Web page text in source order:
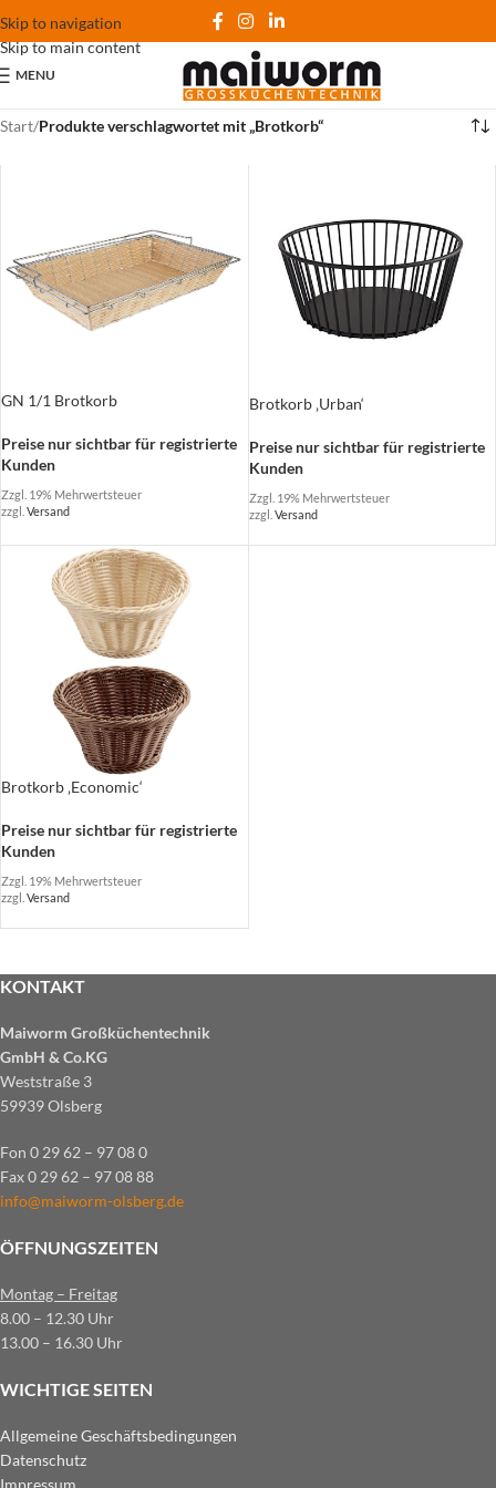
Skip to navigation
Skip to main content
MENU
Start/Produkte verschlagwortet mit „Brotkorb“
GN 1/1 Brotkorb
Preise nur sichtbar für registrierte
Kunden
Zzgl. 19% Mehrwertsteuer
zzgl. Versand
Brotkorb ‚Urban‘
Preise nur sichtbar für registrierte
Kunden
Zzgl. 19% Mehrwertsteuer
zzgl. Versand
Brotkorb ‚Economic‘
Preise nur sichtbar für registrierte
Kunden
Zzgl. 19% Mehrwertsteuer
zzgl. Versand
KONTAKT
Maiworm Großküchentechnik
GmbH & Co.KG
Weststraße 3
59939 Olsberg
Fon 0 29 62 – 97 08 0
Fax 0 29 62 – 97 08 88
info@maiworm-olsberg.de
ÖFFNUNGSZEITEN
Montag – Freitag
8.00 – 12.30 Uhr
13.00 – 16.30 Uhr
WICHTIGE SEITEN
Allgemeine Geschäftsbedingungen
Datenschutz
Impressum